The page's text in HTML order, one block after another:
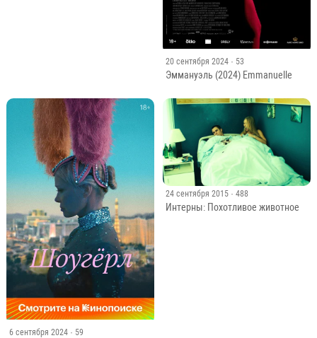
20 сентября 2024 · 53
Эммануэль (2024) Emmanuelle
6 сентября 2024 · 59
24 сентября 2015 · 488
Интерны: Похотливое животное